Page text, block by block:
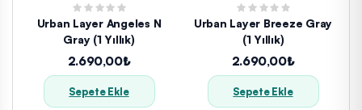
Urban Layer Angeles N
Gray (1 Yıllık)
2.690,00₺
Sepete Ekle
Urban Layer Breeze Gray
(1 Yıllık)
2.690,00₺
Sepete Ekle